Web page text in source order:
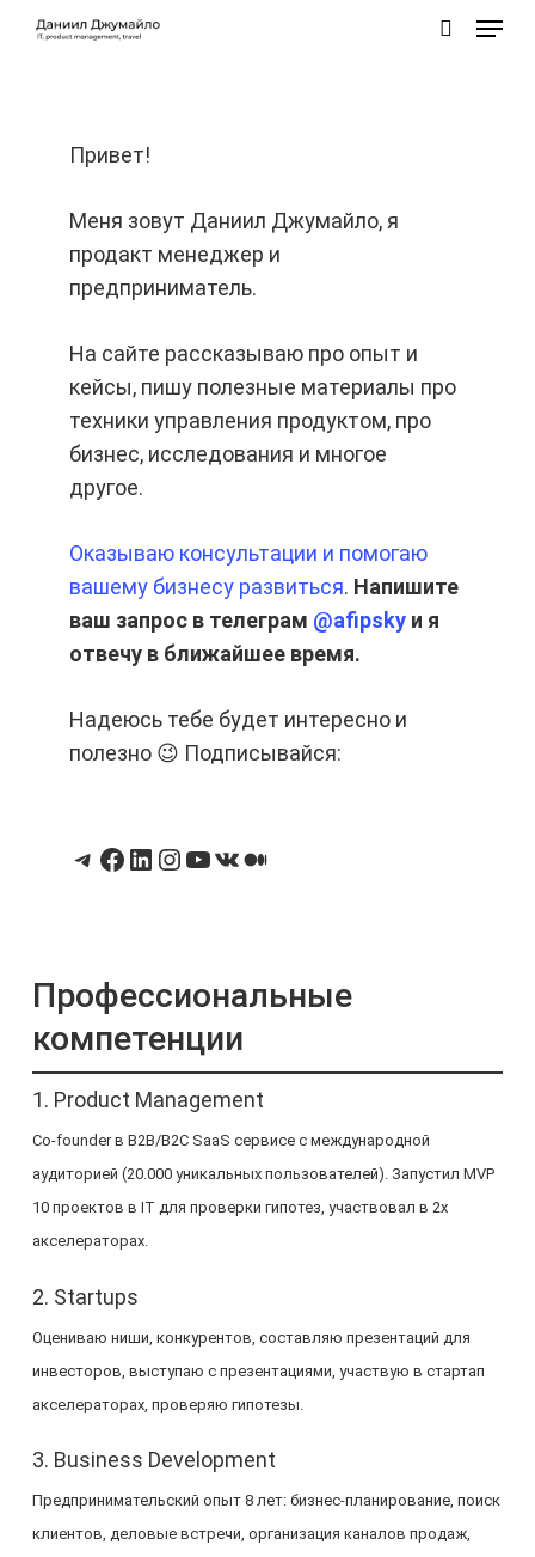
Skip
Menu
Привет!
Меня зовут Даниил Джумайло, я
продакт менеджер и
предприниматель.
На сайте рассказываю про опыт и
кейсы, пишу полезные материалы про
техники управления продуктом, про
бизнес, исследования и многое
другое.
Оказываю консультации и помогаю
вашему бизнесу развиться. Напишите
ваш запрос в телеграм @afipsky и я
отвечу в ближайшее время.
Надеюсь тебе будет интересно и
полезно 😉 Подписывайся:
Telegram Facebook LinkedIn InstagramYouTube ВКонтакте Средний
Профессиональные
компетенции
1. Product Management
Co-founder в B2B/B2C SaaS сервисе с международной
аудиторией (20.000 уникальных пользователей). Запустил MVP
10 проектов в IT для проверки гипотез, участвовал в 2х
акселераторах.
2. Startups
Оцениваю ниши, конкурентов, составляю презентаций для
инвесторов, выступаю с презентациями, участвую в стартап
акселераторах, проверяю гипотезы.
3. Business Development
Предпринимательский опыт 8 лет: бизнес-планирование, поиск
клиентов, деловые встречи, организация каналов продаж,